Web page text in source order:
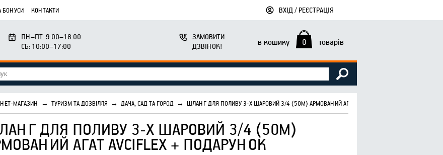
БОНУСИ КОНТАКТИ ВХІД / РЕЄСТРАЦІЯ
ПН–ПТ: 9:00–18:00
СБ: 10:00–17:00
ЗАМОВИТИ
ДЗВІНОК!
в кошику 0 товарів
МАГАЗИН → ТУРИЗМ ТА ДОЗВІЛЛЯ → ДАЧА, САД ТА ГОРОД → ШЛАНГ ДЛЯ ПОЛИВУ 3-Х ШАРОВИЙ 3/4 (50М) АРМОВАНИЙ АГАТ AVCIFLEX + ПОДАРУНОК
ДЛЯ ПОЛИВУ 3-Х ШАРОВИЙ 3/4 (50М)
АГАТ AVCIFLEX + ПОДАРУНОК